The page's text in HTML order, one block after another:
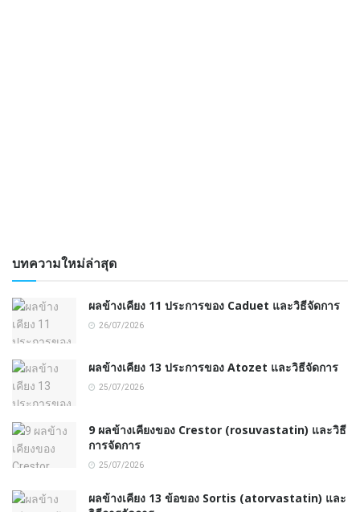
บทความใหม่ล่าสุด
ผลข้างเคียง 11 ประการของ Caduet และวิธีจัดการ
26/07/2026
ผลข้างเคียง 13 ประการของ Atozet และวิธีจัดการ
25/07/2026
9 ผลข้างเคียงของ Crestor (rosuvastatin) และวิธี
การจัดการ
25/07/2026
ผลข้างเคียง 13 ข้อของ Sortis (atorvastatin) และ